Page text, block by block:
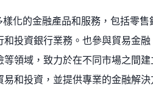
樣化的金融產品和服務，包括零售
和投資銀行業務。也參與貿易金融
等領域，致力於在不同市場之間建
易和投資，並提供專業的金融解決